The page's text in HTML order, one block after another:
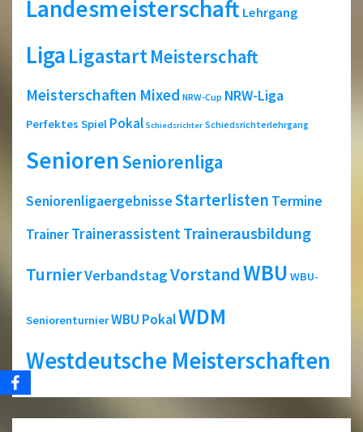
Landesmeisterschaft Lehrgang
LigaLigastartMeisterschaft
Meisterschaften Mixed NRW-Cup NRW-Liga
Perfektes Spiel Pokal Schiedsrichter Schiedsrichterlehrgang
SeniorenSeniorenliga
SeniorenligaergebnisseStarterlisten Termine
TrainerTrainerassistentTrainerausbildung
TurnierVerbandstagVorstandWBU WBU-
SeniorenturnierWBU PokalWDM
Westdeutsche Meisterschaften